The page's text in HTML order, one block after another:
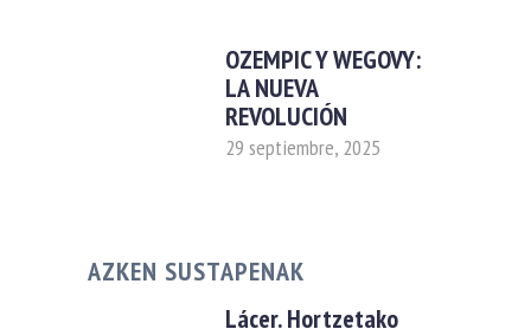
OZEMPIC Y WEGOVY:
LA NUEVA
REVOLUCIÓN
29 septiembre, 2025
AZKEN SUSTAPENAK
Lácer. Hortzetako